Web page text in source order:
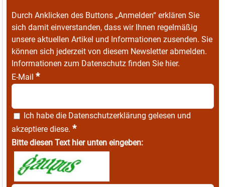
Durch Anklicken des Buttons „Anmelden“ erklären Sie
sich damit einverstanden, dass wir Ihnen regelmäßig
unsere aktuellen Artikel und Informationen zusenden. Sie
können sich jederzeit von diesem Newsletter abmelden.
Informationen zum Datenschutz finden Sie hier.
E-Mail *
Ich habe die Datenschutzerklärung gelesen und
akzeptiere diese. *
Bitte diesen Text hier unten eingeben: